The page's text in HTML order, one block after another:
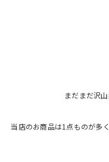
まだまだ沢
当店のお商品は1点ものが多